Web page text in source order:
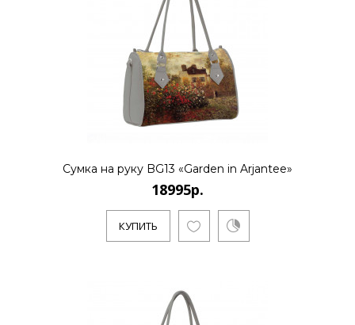
Сумка на руку BG13 «Garden in Arjantee»
18995р.
КУПИТЬ